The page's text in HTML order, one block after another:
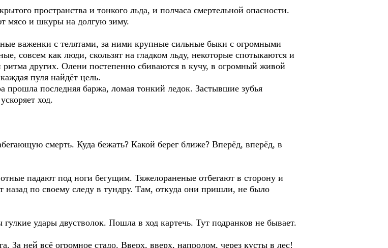
пространства и тонкого льда, и полчаса смертельной опасности.
мясо и шкуры на долгую зиму.
важенки с телятами, за ними крупные сильные быки с огромными
совсем как люди, скользят на гладком льду, некоторые спотыкаются и
других. Олени постепенно сбиваются в кучу, в огромный живой
пуля найдёт цель.
прошла последняя баржа, ломая тонкий ледок. Застывшие зубья
ход.
смерть. Куда бежать? Какой берег ближе? Вперёд, вперёд, в
падают под ноги бегущим. Тяжелораненые отбегают в сторону и
назад по своему следу в тундру. Там, откуда они пришли, не было
удары двустволок. Пошла в ход картечь. Тут подранков не бывает.
За ней всё огромное стадо. Вверх, вверх, напролом, через кусты в лес!